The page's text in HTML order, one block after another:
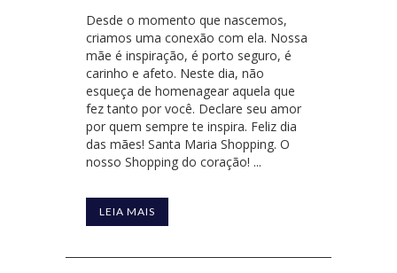
Desde o momento que nascemos,
criamos uma conexão com ela. Nossa
mãe é inspiração, é porto seguro, é
carinho e afeto. Neste dia, não
esqueça de homenagear aquela que
fez tanto por você. Declare seu amor
por quem sempre te inspira. Feliz dia
das mães! Santa Maria Shopping. O
nosso Shopping do coração! ...
LEIA MAIS